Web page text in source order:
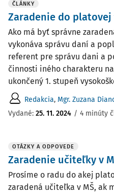
ČLÁNKY
Zaradenie do
Ako má byť správne
vykonáva správu daní a
referent pre správu dani a
činnosti iného charakteru
ukončený 1. stupeň
Redakcia, Mgr. Zuzana
Vydané: 25. 11. 2024 / 4 minúty
OTÁZKY A ODPOVEDE
Zaradenie učiteľky v
Prosíme o radu do akej
zaradená učiteľka v MŠ, ak